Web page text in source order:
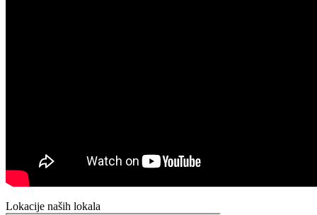
Lokacije naših lokala